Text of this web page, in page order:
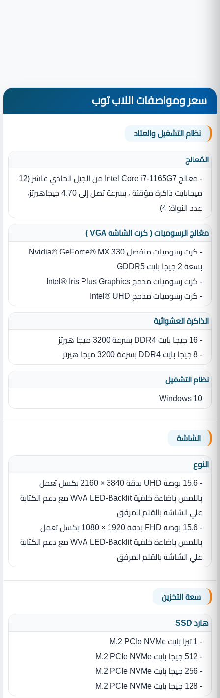
سعر ومواصفات اللاب توب
نظام التشغيل والعتاد
المٌعالج
- معالج Intel Core i7-1165G7 من الجيل الحادي عاشر ‏(‏12
ميجابايت ذاكرة مؤقتة ، بسرعة تصل إلى 4.70 جيجاهيرتز،
عدد النواة‏:‏ 4‏)‏
معُالج الرسوميات ( كرت الشاشه VGA )
- كرت رسوميات منفصل Nvidia® GeForce® MX 330
بسعة 2 جيجا بايت GDDR5
- كرت رسوميات مدمج Intel® Iris Plus Graphics
- كرت رسوميات مدمج Intel® UHD
الذاكرة العشوائية
- 16 جيجا بايت DDR4 بسرعة 3200 ميجا هيرتز
- 8 جيجا بايت DDR4 بسرعة 3200 ميجا هيرتز
نظام التشغيل
Windows 10
الشاشة
النوع
- 15.6 بوصة UHD بدقة 3840 × 2160 بكسل تعمل
باللمس باضاءة خلفية WVA LED-Backlit مع دعم الكتابة
علي الشاشة بالقلم المرفق
- 15.6 بوصة FHD بدقة 1920 × 1080 بكسل تعمل
باللمس باضاءة خلفية WVA LED-Backlit مع دعم الكتابة
علي الشاشة بالقلم المرفق
سعة التخزين
هارد SSD
- 1 تيرا بايت M.2 PCIe NVMe
- 512 جيجا بايت M.2 PCIe NVMe
- 256 جيجا بايت M.2 PCIe NVMe
- 128 جيجا بايت M.2 PCIe NVMe